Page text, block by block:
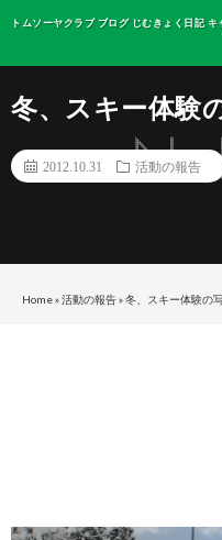
トムソーヤクラブ ブログ じむきょく日記 キ
冬、スキー体
2012.10.31 活動の報告
Home»活動の報告»冬、スキー体験